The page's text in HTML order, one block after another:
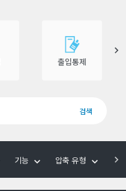
출입통제
검색
기능 압축 유형 음